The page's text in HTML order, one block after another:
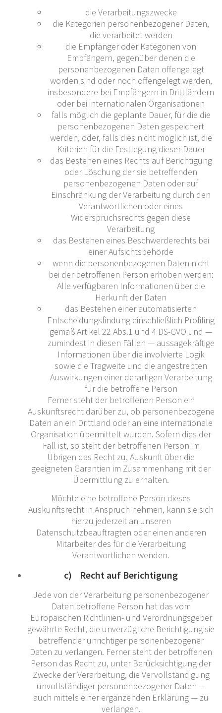
die Verarbeitungszwecke
die Kategorien personenbezogener Daten,
die verarbeitet werden
die Empfänger oder Kategorien von
Empfängern, gegenüber denen die
personenbezogenen Daten offengelegt
worden sind oder noch offengelegt werden,
insbesondere bei Empfängern in Drittländern
oder bei internationalen Organisationen
falls möglich die geplante Dauer, für die die
personenbezogenen Daten gespeichert
werden, oder, falls dies nicht möglich ist, die
Kriterien für die Festlegung dieser Dauer
das Bestehen eines Rechts auf Berichtigung
oder Löschung der sie betreffenden
personenbezogenen Daten oder auf
Einschränkung der Verarbeitung durch den
Verantwortlichen oder eines
Widerspruchsrechts gegen diese
Verarbeitung
das Bestehen eines Beschwerderechts bei
einer Aufsichtsbehörde
wenn die personenbezogenen Daten nicht
bei der betroffenen Person erhoben werden:
Alle verfügbaren Informationen über die
Herkunft der Daten
das Bestehen einer automatisierten
Entscheidungsfindung einschließlich Profiling
gemäß Artikel 22 Abs.1 und 4 DS-GVO und —
zumindest in diesen Fällen — aussagekräftige
Informationen über die involvierte Logik
sowie die Tragweite und die angestrebten
Auswirkungen einer derartigen Verarbeitung
für die betroffene Person
Ferner steht der betroffenen Person ein
Auskunftsrecht darüber zu, ob personenbezogene
Daten an ein Drittland oder an eine internationale
Organisation übermittelt wurden. Sofern dies der
Fall ist, so steht der betroffenen Person im
Übrigen das Recht zu, Auskunft über die
geeigneten Garantien im Zusammenhang mit der
Übermittlung zu erhalten.
Möchte eine betroffene Person dieses
Auskunftsrecht in Anspruch nehmen, kann sie sich
hierzu jederzeit an unseren
Datenschutzbeauftragten oder einen anderen
Mitarbeiter des für die Verarbeitung
Verantwortlichen wenden.
c) Recht auf Berichtigung
Jede von der Verarbeitung personenbezogener
Daten betroffene Person hat das vom
Europäischen Richtlinien- und Verordnungsgeber
gewährte Recht, die unverzügliche Berichtigung sie
betreffender unrichtiger personenbezogener
Daten zu verlangen. Ferner steht der betroffenen
Person das Recht zu, unter Berücksichtigung der
Zwecke der Verarbeitung, die Vervollständigung
unvollständiger personenbezogener Daten —
auch mittels einer ergänzenden Erklärung — zu
verlangen.